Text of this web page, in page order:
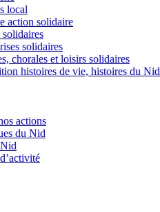
local
action solidaire
solidaires
solidaires
chorales et loisirs solidaires
histoires de vie, histoires du Nid
actions
du Nid